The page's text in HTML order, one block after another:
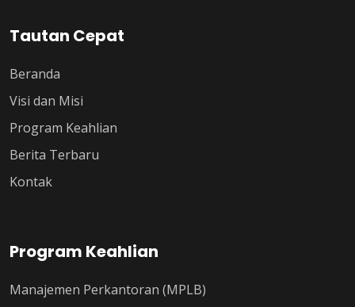
Tautan Cepat
Beranda
Visi dan Misi
Program Keahlian
Berita Terbaru
Kontak
Program Keahlian
Manajemen Perkantoran (MPLB)